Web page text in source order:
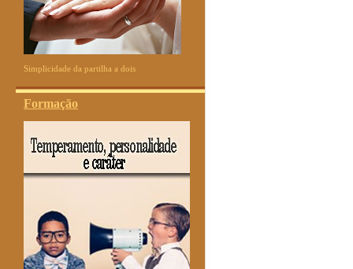
Simplicidade da partilha a dois
Formação